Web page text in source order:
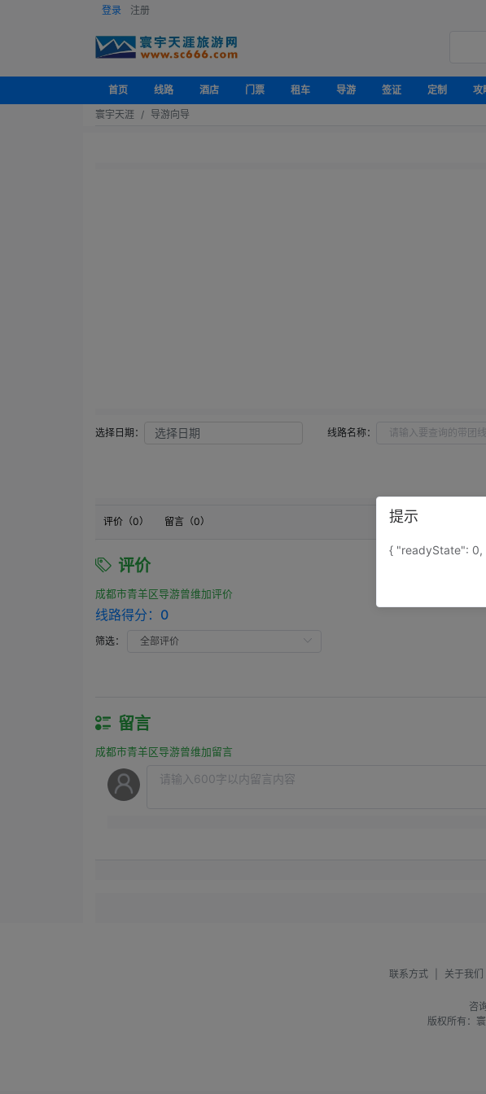
登录 注册
首页 线路 酒店 门票 租车 导游 签证 定制
攻
寰宇天涯
导游向导
选择日期： 线路名称：
评价（0） 留言（0）
评价
成都市青羊区导游曾维加评价
线路得分： 0
筛选：
留言
成都市青羊区导游曾维加留言
联系方式 关于我们
咨
版权所有：
提示
{ "readyState":